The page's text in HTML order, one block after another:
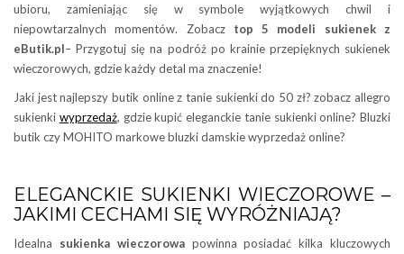
ubioru, zamieniając się w symbole wyjątkowych chwil i
niepowtarzalnych momentów. Zobacz top 5 modeli sukienek z
eButik.pl– Przygotuj się na podróż po krainie przepięknych sukienek
wieczorowych, gdzie każdy detal ma znaczenie!
Jaki jest najlepszy butik online z tanie sukienki do 50 zł? zobacz allegro
sukienki wyprzedaż, gdzie kupić eleganckie tanie sukienki online? Bluzki
butik czy MOHITO markowe bluzki damskie wyprzedaż online?
ELEGANCKIE SUKIENKI WIECZOROWE –
JAKIMI CECHAMI SIĘ WYRÓŻNIAJĄ?
Idealna sukienka wieczorowapowinna posiadać kilka kluczowych